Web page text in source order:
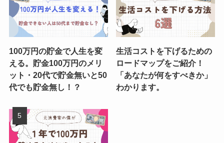
100万円の貯金で人生を変
える。貯金100万円のメリ
ット・20代で貯金無いと50
代でも貯金無し！？
生活コストを下げるための
ロードマップをご紹介！
「あなたが何をすべきか」
わかります。